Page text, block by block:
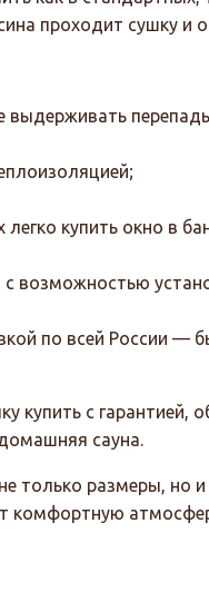
проходит сушку и
выдерживать
купить окно в
возможностью
по всей России —
купить с
сауна.
только размеры, но
комфортную